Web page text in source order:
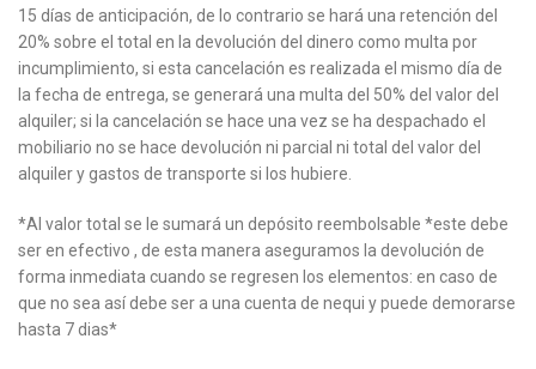
15 días de anticipación, de lo contrario se hará una retención del
20% sobre el total en la devolución del dinero como multa por
incumplimiento, si esta cancelación es realizada el mismo día de
la fecha de entrega, se generará una multa del 50% del valor del
alquiler; si la cancelación se hace una vez se ha despachado el
mobiliario no se hace devolución ni parcial ni total del valor del
alquiler y gastos de transporte si los hubiere.
*Al valor total se le sumará un depósito reembolsable *este debe
ser en efectivo , de esta manera aseguramos la devolución de
forma inmediata cuando se regresen los elementos: en caso de
que no sea así debe ser a una cuenta de nequi y puede demorarse
hasta 7 dias*